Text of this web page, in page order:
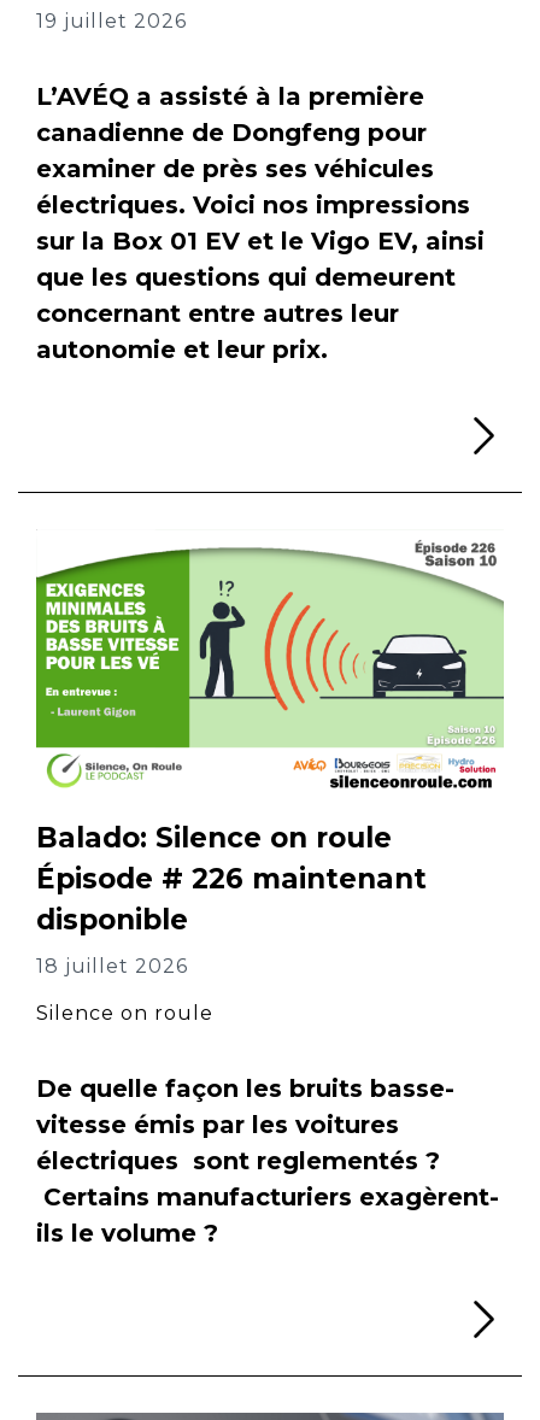
19 juillet 2026
L’AVÉQ a assisté à la première
canadienne de Dongfeng pour
examiner de près ses véhicules
électriques. Voici nos impressions
sur la Box 01 EV et le Vigo EV, ainsi
que les questions qui demeurent
concernant entre autres leur
autonomie et leur prix.
Balado: Silence on roule
Épisode # 226 maintenant
disponible
18 juillet 2026
Silence on roule
De quelle façon les bruits basse-
vitesse émis par les voitures
électriques sont reglementés ?
Certains manufacturiers exagèrent-
ils le volume ?